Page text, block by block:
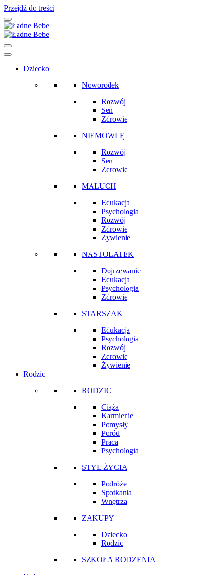
Przejdź do treści
Main
Navigation
Dziecko
Noworodek
Rozwój
Sen
Zdrowie
NIEMOWLĘ
Rozwój
Sen
Zdrowie
MALUCH
Edukacja
Psychologia
Rozwój
Zdrowie
Żywienie
NASTOLATEK
Dojrzewanie
Edukacja
Psychologia
Zdrowie
STARSZAK
Edukacja
Psychologia
Rozwój
Zdrowie
Żywienie
Rodzic
RODZIC
Ciąża
Karmienie
Pomysły
Poród
Praca
Psychologia
STYL ŻYCIA
Podróże
Spotkania
Wnętrza
ZAKUPY
Dziecko
Rodzic
SZKOŁA RODZENIA